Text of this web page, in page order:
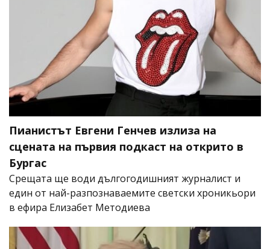
Пианистът Евгени Генчев излиза на
сцената на първия подкаст на открито в
Бургас
Срещата ще води дългогодишният журналист и
един от най-разпознаваемите светски хроникьори
в ефира Елизабет Методиева